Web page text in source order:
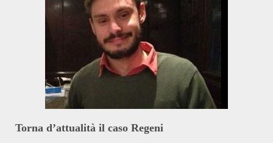
Torna d’attualità il caso Regeni